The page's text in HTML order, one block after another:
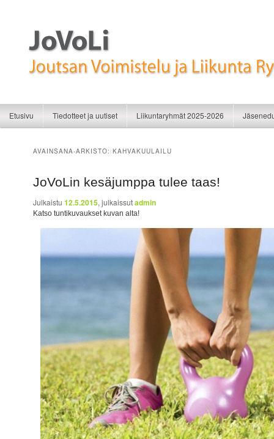
JoVoLi | Joutsan Voimistelu ja
Siirry sisältöön
Siirry toissijaiseen sisältöön
Etusivu Tiedotteet ja uutiset Liikuntaryhmät 2025-2026
AVAINSANA-ARKISTO:KAHVAKUULAILU
JoVoLin kesäjumppa tulee taas!
Julkaistu12.5.2015, julkaissutadmin
Katso tuntikuvaukset kuvan alta!